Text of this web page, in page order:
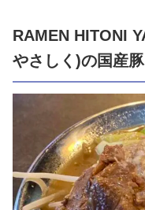
RAMEN HITONI
やさしく)の国産